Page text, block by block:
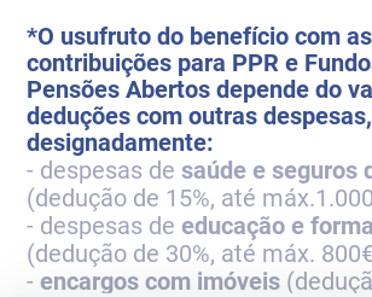
*O usufruto do benefício com as
contribuições para PPR e
Pensões Abertos depende do
deduções com outras despesas,
designadamente:
despesas de saúde e seguros
(dedução de 15%, até
despesas deeducação e
(dedução de 30%, até máx.
encargos com imóveis